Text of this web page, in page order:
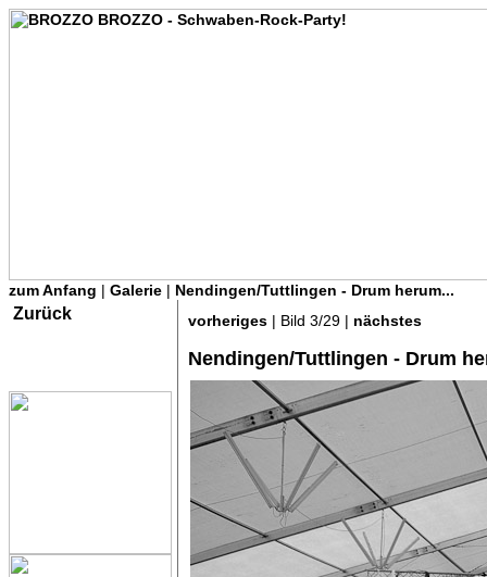
zum Anfang | Galerie | Nendingen/Tuttlingen - Drum herum...
Zurück vorheriges | Bild 3/29 | nächstes
Nendingen/Tuttlingen - Drum